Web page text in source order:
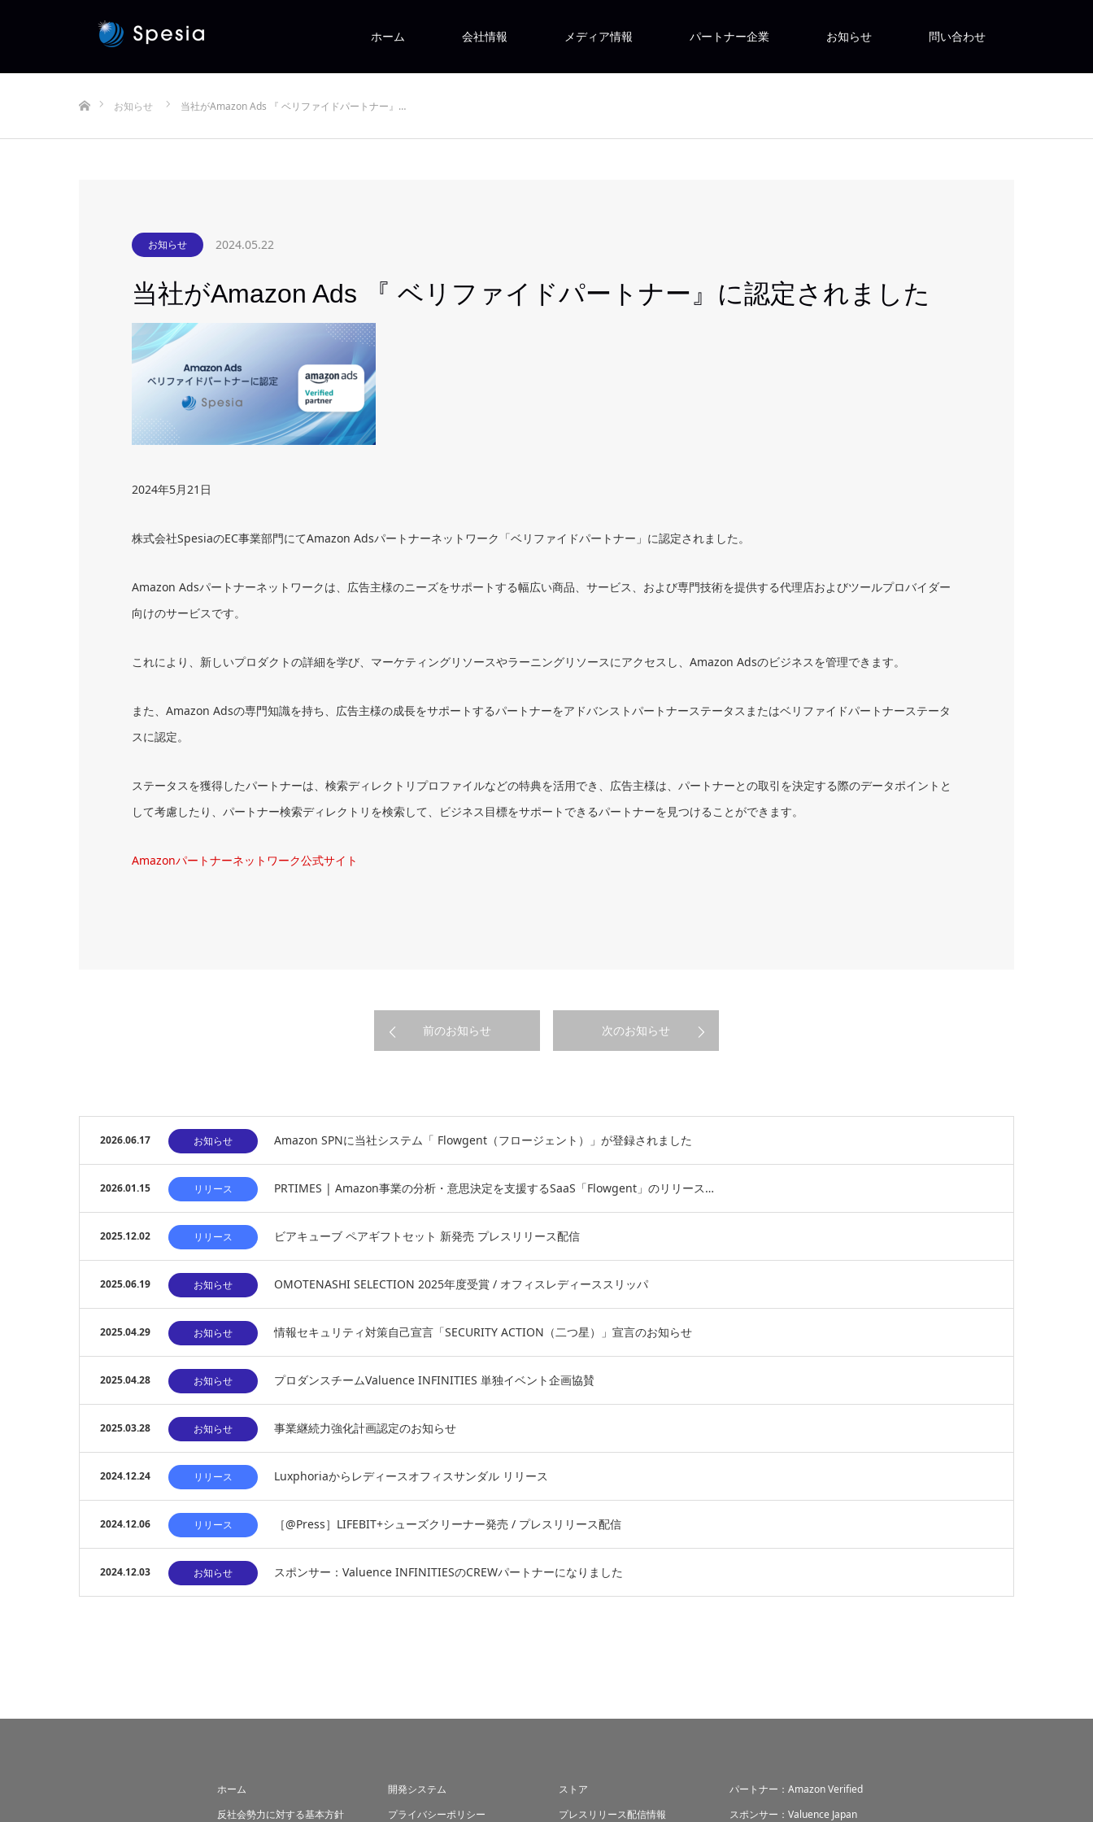
ホーム 会社情報 メディア情報 パートナー企業 お知らせ 問い合わせ
お知らせ
当社がAmazon Ads 『 ベリファイドパートナー』…
お知らせ 2024.05.22
当社がAmazon Ads 『 ベリファイドパートナー』に認定されました
2024年5月21日
株式会社SpesiaのEC事業部門にてAmazon Adsパートナーネットワーク「ベリファイドパートナー」に認定されました。
Amazon Adsパートナーネットワークは、広告主様のニーズをサポートする幅広い商品、サービス、および専門技術を提供する代理店およびツールプロバイダー
向けのサービスです。
これにより、新しいプロダクトの詳細を学び、マーケティングリソースやラーニングリソースにアクセスし、Amazon Adsのビジネスを管理できます。
また、Amazon Adsの専門知識を持ち、広告主様の成長をサポートするパートナーをアドバンストパートナーステータスまたはベリファイドパートナーステータ
スに認定。
ステータスを獲得したパートナーは、検索ディレクトリプロファイルなどの特典を活用でき、広告主様は、パートナーとの取引を決定する際のデータポイントと
して考慮したり、パートナー検索ディレクトリを検索して、ビジネス目標をサポートできるパートナーを見つけることができます。
Amazonパートナーネットワーク公式サイト
前のお知らせ 次のお知らせ
2026.06.17 お知らせ Amazon SPNに当社システム「 Flowgent（フロージェント）」が登録されました
2026.01.15 リリース PRTIMES | Amazon事業の分析・意思決定を支援するSaaS「Flowgent」のリリース…
2025.12.02 リリース ビアキューブ ペアギフトセット 新発売 プレスリリース配信
2025.06.19 お知らせ OMOTENASHI SELECTION 2025年度受賞 / オフィスレディーススリッパ
2025.04.29 お知らせ 情報セキュリティ対策自己宣言「SECURITY ACTION（二つ星）」宣言のお知らせ
2025.04.28 お知らせ プロダンスチームValuence INFINITIES 単独イベント企画協賛
2025.03.28 お知らせ 事業継続力強化計画認定のお知らせ
2024.12.24 リリース Luxphoriaからレディースオフィスサンダル リリース
2024.12.06 リリース ［@Press］LIFEBIT+シューズクリーナー発売 / プレスリリース配信
2024.12.03 お知らせ スポンサー：Valuence INFINITIESのCREWパートナーになりました
ホーム
反社会勢力に対する基本方針
開発システム
プライバシーポリシー
ストア
プレスリリース配信情報
パートナー：Amazon Verified
スポンサー：Valuence Japan